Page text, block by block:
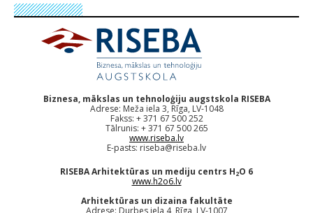
Biznesa, mākslas un tehnoloģiju augstskola RISEBA
Adrese: Meža iela 3, Rīga, LV-1048
Fakss: + 371 67 500 252
Tālrunis: + 371 67 500 265
www.riseba.lv
E-pasts: riseba@riseba.lv
RISEBA Arhitektūras un mediju centrs H2O 6
www.h2o6.lv
Arhitektūras un dizaina fakultāte